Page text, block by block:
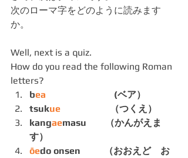
次のローマ字をどのように読みます
か。
Well, next is a quiz.
How do you read the following Roman
letters?
bea
    　　　　　　 (ベア）
tsukue （つくえ）
kangaemasu　　（かんがえま
す）
ōedo onsen　　  （おおえど　お